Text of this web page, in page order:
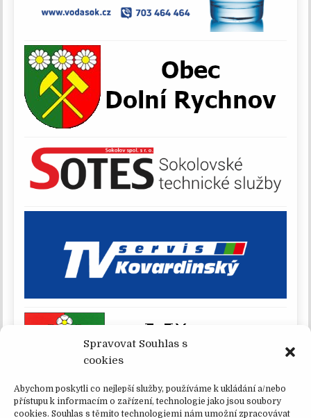
Spravovat Souhlas s
cookies
Abychom poskytli co nejlepší služby, používáme k ukládání a/nebo
přístupu k informacím o zařízení, technologie jako jsou soubory
cookies. Souhlas s těmito technologiemi nám umožní zpracovávat